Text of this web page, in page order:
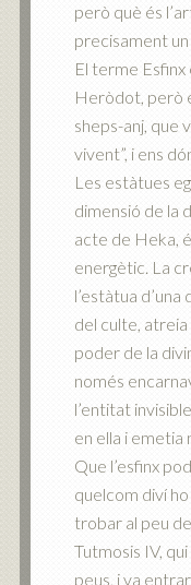
però què és
precisament
El terme
Heròdot, però
sheps-anj, que
vivent”, i ens
Les estàtues
dimensió de la
acte de Heka,
energètic. La
l’estàtua
del culte,
poder de la
només
l’entitat
en ella i emetia
Que l’esfinx
quelcom diví
trobar al peu
Tutmosis IV,
peus, i va